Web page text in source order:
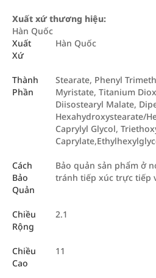
Xuất xứ thương hiệu:
Hàn Quốc
Xuất
Xứ
Hàn Quốc
Thành
Phần
Stearate, Phenyl
Myristate, Titanium
Diisostearyl Malate,
Hexahydroxystearate/
Caprylyl Glycol,
Cách
Bảo
Quản
Bảo quản sản phẩm ở
tránh tiếp xúc trực tiếp
Chiều
Rộng
2.1
Chiều
Cao
11